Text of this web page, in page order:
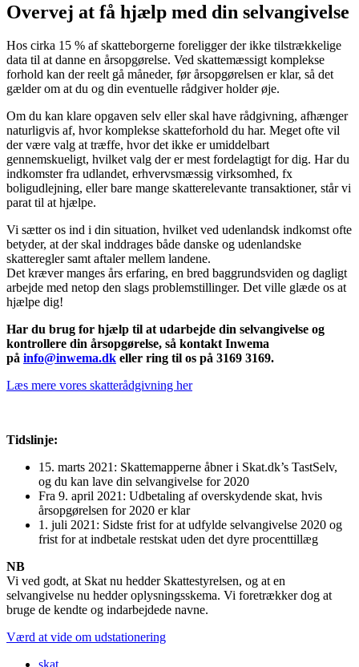
Overvej at få hjælp med din selvangivelse
Hos cirka 15 % af skatteborgerne foreligger der ikke tilstrækkelige
data til at danne en årsopgørelse. Ved skattemæssigt komplekse
forhold kan der reelt gå måneder, før årsopgørelsen er klar, så det
gælder om at du og din eventuelle rådgiver holder øje.
Om du kan klare opgaven selv eller skal have rådgivning, afhænger
naturligvis af, hvor komplekse skatteforhold du har. Meget ofte vil
der være valg at træffe, hvor det ikke er umiddelbart
gennemskueligt, hvilket valg der er mest fordelagtigt for dig. Har du
indkomster fra udlandet, erhvervsmæssig virksomhed, fx
boligudlejning, eller bare mange skatterelevante transaktioner, står vi
parat til at hjælpe.
Vi sætter os ind i din situation, hvilket ved udenlandsk indkomst ofte
betyder, at der skal inddrages både danske og udenlandske
skatteregler samt aftaler mellem landene.
Det kræver manges års erfaring, en bred baggrundsviden og dagligt
arbejde med netop den slags problemstillinger. Det ville glæde os at
hjælpe dig!
Har du brug for hjælp til at udarbejde din selvangivelse og
kontrollere din årsopgørelse, så kontakt Inwema
på info@inwema.dk eller ring til os på 3169 3169.
Læs mere vores skatterådgivning her
Tidslinje:
15. marts 2021: Skattemapperne åbner i Skat.dk’s TastSelv,
og du kan lave din selvangivelse for 2020
Fra 9. april 2021: Udbetaling af overskydende skat, hvis
årsopgørelsen for 2020 er klar
1. juli 2021: Sidste frist for at udfylde selvangivelse 2020 og
frist for at indbetale restskat uden det dyre procenttillæg
NB
Vi ved godt, at Skat nu hedder Skattestyrelsen, og at en
selvangivelse nu hedder oplysningsskema. Vi foretrækker dog at
bruge de kendte og indarbejdede navne.
Værd at vide om udstationering